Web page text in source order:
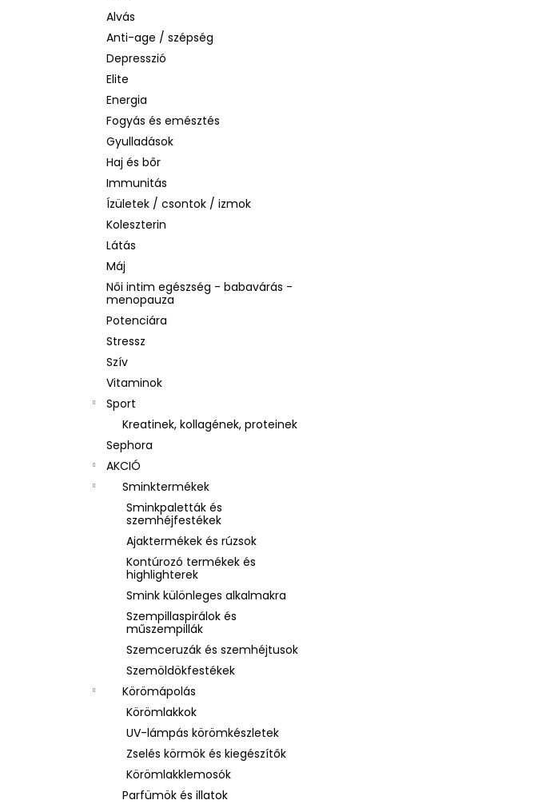
Alvás
Anti-age / szépség
Depresszió
Elite
Energia
Fogyás és emésztés
Gyulladások
Haj és bőr
Immunitás
Ízületek / csontok / izmok
Koleszterin
Látás
Máj
Női intim egészség - babavárás -
menopauza
Potenciára
Stressz
Szív
Vitaminok
Sport
Kreatinek, kollagének, proteinek
Sephora
AKCIÓ
Sminktermékek
Sminkpaletták és
szemhéjfestékek
Ajaktermékek és rúzsok
Kontúrozó termékek és
highlighterek
Smink különleges alkalmakra
Szempillaspirálok és
műszempillák
Szemceruzák és szemhéjtusok
Szemöldökfestékek
Körömápolás
Körömlakkok
UV-lámpás körömkészletek
Zselés körmök és kiegészítők
Körömlakklemosók
Parfümök és illatok
LA ROCHE-POSAY B5 RÁNCTALANÍTÓ
SZÉRUM ÉRZÉKENY BŐRRE, 10 ML
1 760 Ft
Korábbi: 4 580 Ft